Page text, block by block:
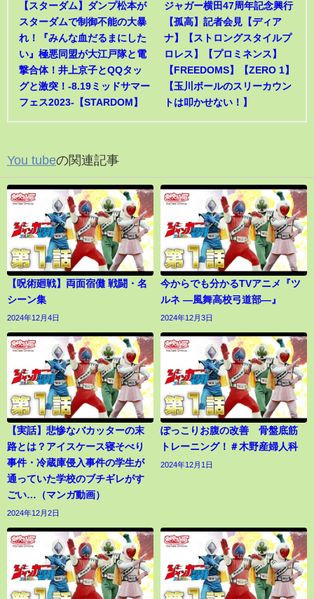
【スターダム】ダンプ松本が
スターダムで制御不能の大暴
れ！『みんな血だるまにした
い』極悪同盟が大江戸隊と電
撃合体！井上京子とQQタッ
グと激突！-8.19ミッドサマー
フェス2023-【STARDOM】
ジャガー横田47周年記念興行
【孤高】記者会見【ディア
ナ】【ストロングスタイルプ
ロレス】【プロミネンス】
【FREEDOMS】【ZERO 1】
【玉川ボールのスリーカウン
トは叩かせない！】
You tubeの関連記事
【呪術廻戦】両面宿儺 戦闘・名
シーン集
2024年12月4日
今からでも分かるTVアニメ『ツ
ルネ ―風舞高校弓道部―』
2024年12月3日
【実話】悲惨なバカッターの末
路とは？アイスケース寝そべり
事件・冷蔵庫侵入事件の学生が
通っていた学校のブチギレがす
ごい…（マンガ動画）
2024年12月2日
ぽっこりお腹の改善 骨盤底筋
トレーニング！＃木野産婦人科
2024年12月1日